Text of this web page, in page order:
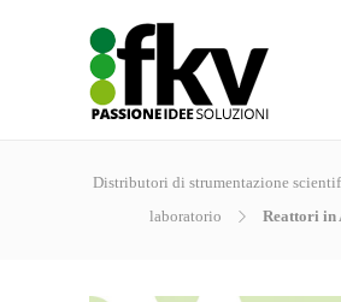
Distributori di strumentazione
laboratorio
Reattori in